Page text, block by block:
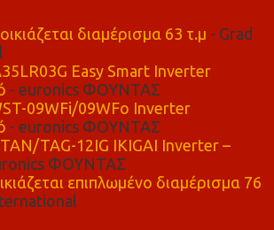
διαμέρισμα 63 τ.μ - Grad
Easy Smart Inverter
- euronics ΦΟΥΝΤΑΣ
09WFi/09WFo Inverter
- euronics ΦΟΥΝΤΑΣ
TAG-12IG IKIGAI Inverter –
ΦΟΥΝΤΑΣ
επιπλωμένο διαμέρισμα 76